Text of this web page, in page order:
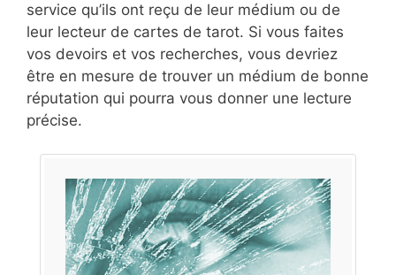
service qu’ils ont reçu de leur médium ou de
leur lecteur de cartes de tarot. Si vous faites
vos devoirs et vos recherches, vous devriez
être en mesure de trouver un médium de bonne
réputation qui pourra vous donner une lecture
précise.